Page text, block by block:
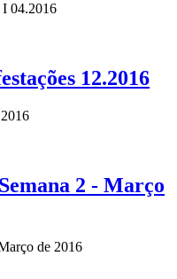
I 04.2016
12.2016
2 - Março
de 2016